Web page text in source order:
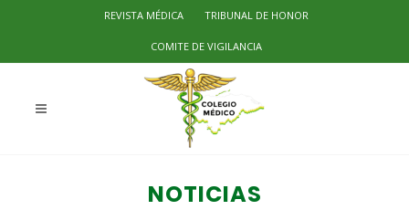
REVISTA MÉDICA TRIBUNAL DE HONOR
COMITE DE VIGILANCIA
NOTICIAS